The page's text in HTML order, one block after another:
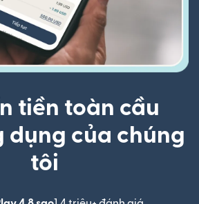
tiền toàn cầu
dụng của chúng
tôi